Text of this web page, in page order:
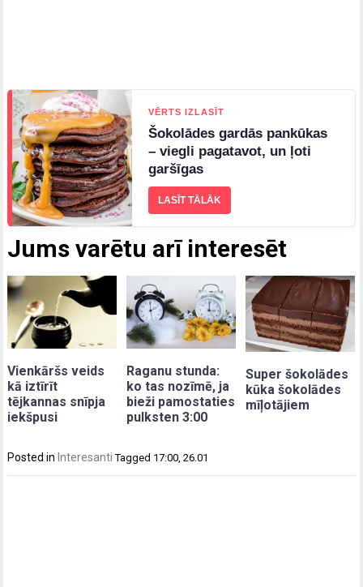
Jums varētu arī interesēt
Vienkāršs veids
kā iztīrīt
tējkannas snīpja
iekšpusi
Raganu stunda:
ko tas nozīmē, ja
bieži pamostaties
pulksten 3:00
Super šokolādes
kūka šokolādes
mīļotājiem
VĒRTS IZLASĪT
Šokolādes gardās pankūkas
– viegli pagatavot, un ļoti
garšīgas
LASĪT TĀLĀK
Posted in Interesanti Tagged 17:00,26.01